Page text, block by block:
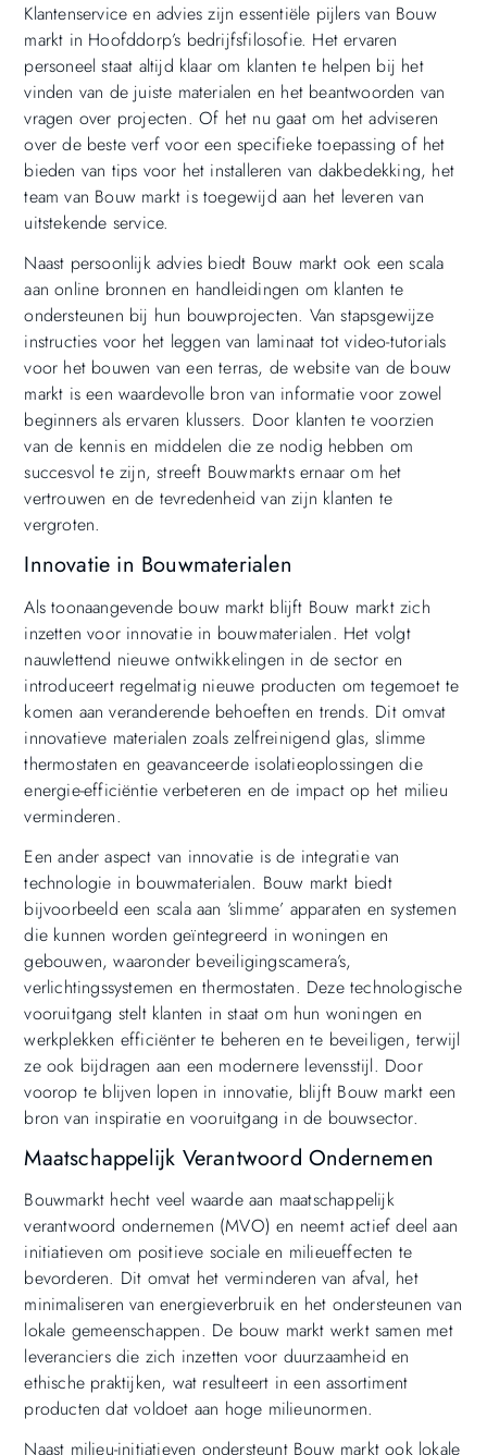
Klantenservice en advies zijn essentiële pijlers van Bouw
markt in Hoofddorp’s bedrijfsfilosofie. Het ervaren
personeel staat altijd klaar om klanten te helpen bij het
vinden van de juiste materialen en het beantwoorden van
vragen over projecten. Of het nu gaat om het adviseren
over de beste verf voor een specifieke toepassing of het
bieden van tips voor het installeren van dakbedekking, het
team van Bouw markt is toegewijd aan het leveren van
uitstekende service.
Naast persoonlijk advies biedt Bouw markt ook een scala
aan online bronnen en handleidingen om klanten te
ondersteunen bij hun bouwprojecten. Van stapsgewijze
instructies voor het leggen van laminaat tot video-tutorials
voor het bouwen van een terras, de website van de bouw
markt is een waardevolle bron van informatie voor zowel
beginners als ervaren klussers. Door klanten te voorzien
van de kennis en middelen die ze nodig hebben om
succesvol te zijn, streeft Bouwmarkts ernaar om het
vertrouwen en de tevredenheid van zijn klanten te
vergroten.
Innovatie in Bouwmaterialen
Als toonaangevende bouw markt blijft Bouw markt zich
inzetten voor innovatie in bouwmaterialen. Het volgt
nauwlettend nieuwe ontwikkelingen in de sector en
introduceert regelmatig nieuwe producten om tegemoet te
komen aan veranderende behoeften en trends. Dit omvat
innovatieve materialen zoals zelfreinigend glas, slimme
thermostaten en geavanceerde isolatieoplossingen die
energie-efficiëntie verbeteren en de impact op het milieu
verminderen.
Een ander aspect van innovatie is de integratie van
technologie in bouwmaterialen. Bouw markt biedt
bijvoorbeeld een scala aan ‘slimme’ apparaten en systemen
die kunnen worden geïntegreerd in woningen en
gebouwen, waaronder beveiligingscamera’s,
verlichtingssystemen en thermostaten. Deze technologische
vooruitgang stelt klanten in staat om hun woningen en
werkplekken efficiënter te beheren en te beveiligen, terwijl
ze ook bijdragen aan een modernere levensstijl. Door
voorop te blijven lopen in innovatie, blijft Bouw markt een
bron van inspiratie en vooruitgang in de bouwsector.
Maatschappelijk Verantwoord Ondernemen
Bouwmarkt hecht veel waarde aan maatschappelijk
verantwoord ondernemen (MVO) en neemt actief deel aan
initiatieven om positieve sociale en milieueffecten te
bevorderen. Dit omvat het verminderen van afval, het
minimaliseren van energieverbruik en het ondersteunen van
lokale gemeenschappen. De bouw markt werkt samen met
leveranciers die zich inzetten voor duurzaamheid en
ethische praktijken, wat resulteert in een assortiment
producten dat voldoet aan hoge milieunormen.
Naast milieu-initiatieven ondersteunt Bouw markt ook lokale